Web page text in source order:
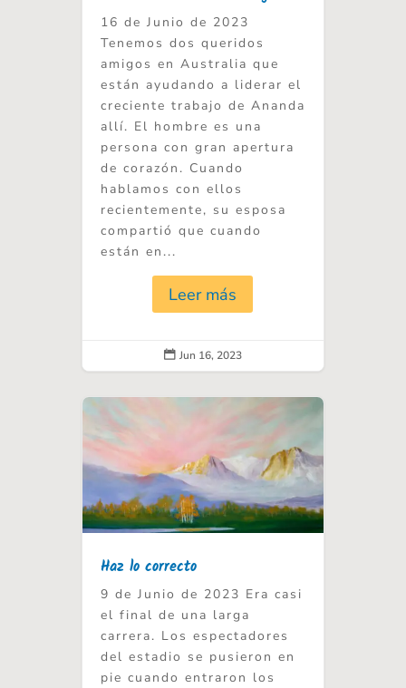
16 de Junio de 2023
Tenemos dos queridos
amigos en Australia que
están ayudando a liderar el
creciente trabajo de Ananda
allí. El hombre es una
persona con gran apertura
de corazón. Cuando
hablamos con ellos
recientemente, su esposa
compartió que cuando
están en...
Leer más
 Jun 16, 2023
Haz lo correcto
9 de Junio de 2023 Era casi
el final de una larga
carrera. Los espectadores
del estadio se pusieron en
pie cuando entraron los